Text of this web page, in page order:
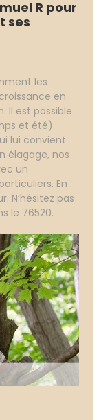
R pour
ses
les
en
Il est possible
et été).
lui convient
élagage, nos
un
En
N’hésitez pas
le 76520.